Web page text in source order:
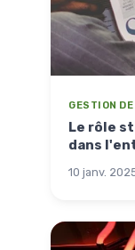
GESTION
Le rôle
dans
10 janv.